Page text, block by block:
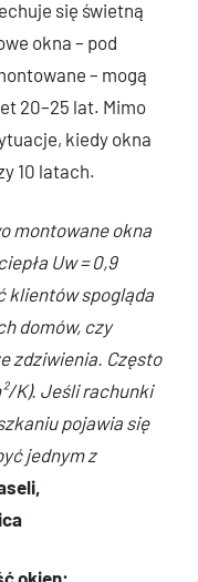
się świetną
okna – pod
– mogą
20–25 lat. Mimo
kiedy okna
10 latach.
montowane okna
Uw = 0,9
klientów spogląda
domów, czy
zdziwienia. Często
K). Jeśli rachunki
pojawia się
jednym z
okien: